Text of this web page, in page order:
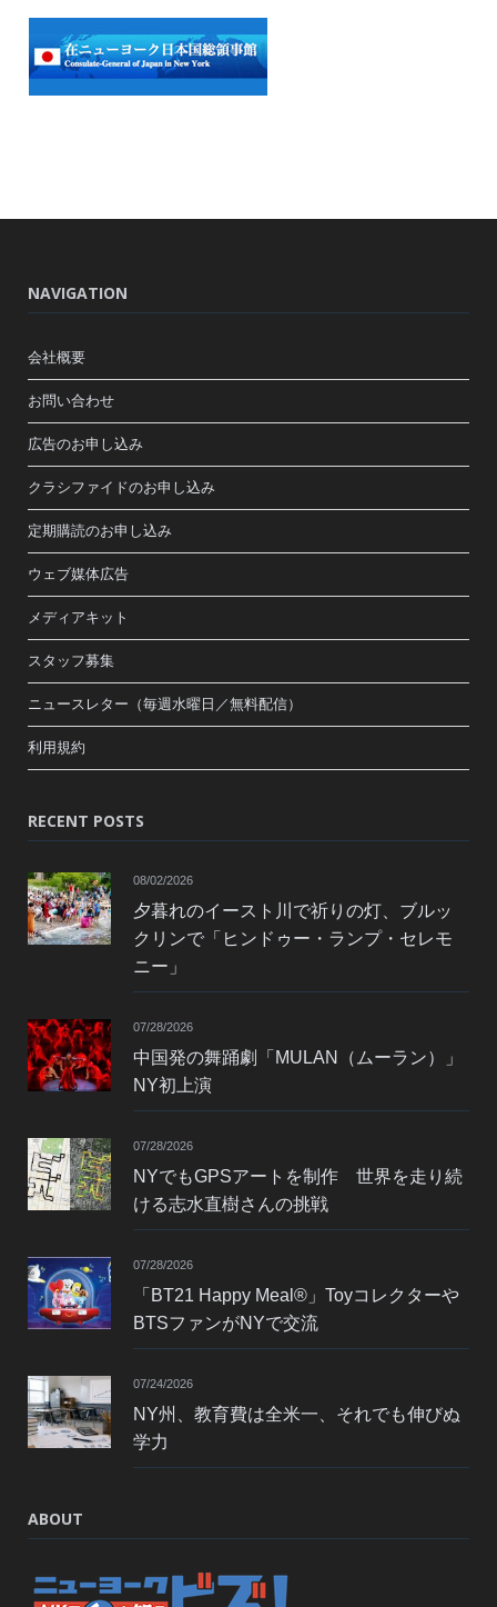
NAVIGATION
会社概要
お問い合わせ
広告のお申し込み
クラシファイドのお申し込み
定期購読のお申し込み
ウェブ媒体広告
メディアキット
スタッフ募集
ニュースレター（毎週水曜日／無料配信）
利用規約
RECENT POSTS
08/02/2026
夕暮れのイースト川で祈りの灯、ブルッ
クリンで「ヒンドゥー・ランプ・セレモ
ニー」
07/28/2026
中国発の舞踊劇「MULAN（ムーラン）」
NY初上演
07/28/2026
NYでもGPSアートを制作 世界を走り続
ける志水直樹さんの挑戦
07/28/2026
「BT21 Happy Meal®」Toyコレクターや
BTSファンがNYで交流
07/24/2026
NY州、教育費は全米一、それでも伸びぬ
学力
ABOUT